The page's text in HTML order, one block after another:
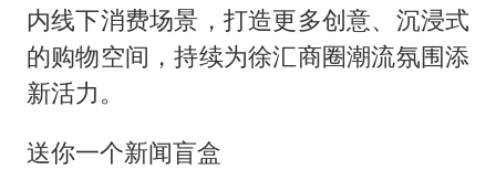
内线下消费场景，打造更多创意、沉浸式
的购物空间，持续为徐汇商圈潮流氛围添
新活力。
送你一个新闻盲盒